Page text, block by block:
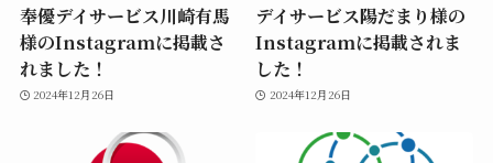
奉優デイサービス川崎有馬
様のInstagramに掲載さ
れました！
2024年12月26日
デイサービス陽だまり様の
Instagramに掲載されま
した！
2024年12月26日